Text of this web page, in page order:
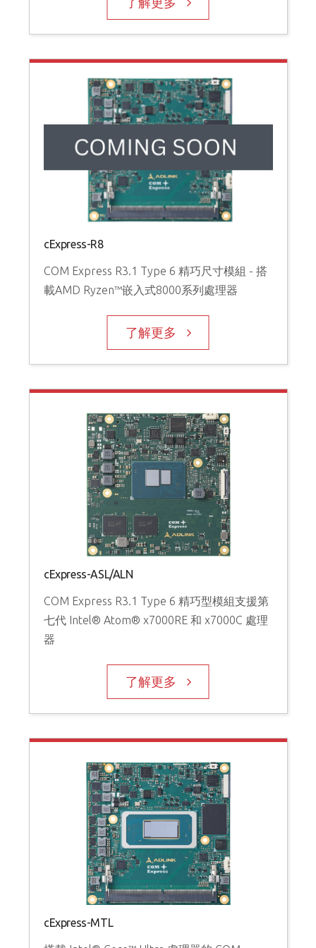
cExpress-R8
COM Express R3.1 Type 6 精巧尺寸模組 - 搭
載AMD Ryzen™嵌入式8000系列處理器
了解更多
cExpress-ASL/ALN
COM Express R3.1 Type 6 精巧型模組支援第
七代 Intel® Atom® x7000RE 和 x7000C 處理
器
了解更多
cExpress-MTL